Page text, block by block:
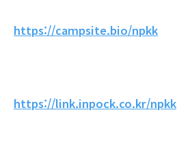
https://campsite.bio/npkk
https://link.inpock.co.kr/npkk